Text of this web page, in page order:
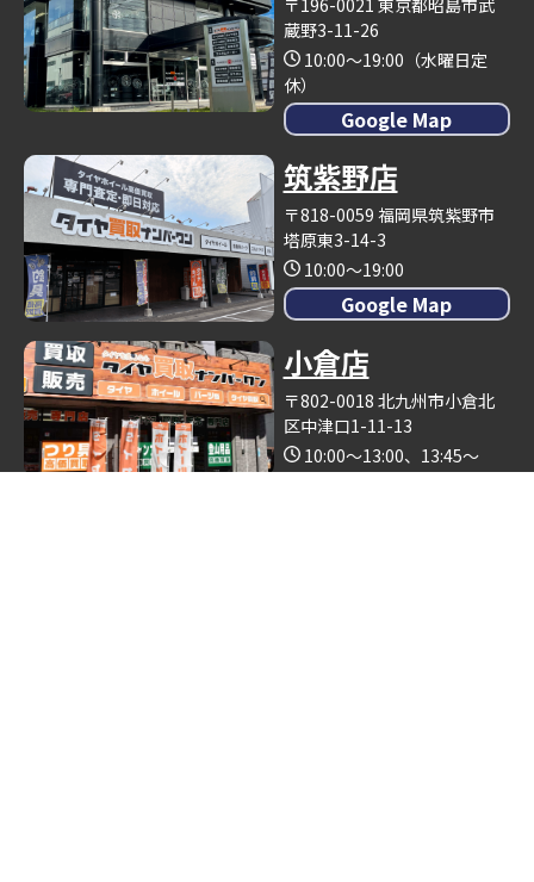
蔵野3-11-26
10:00～19:00（水曜日定
休）
Google Map
筑紫野店
〒818-0059 福岡県筑紫野市
塔原東3-14-3
10:00～19:00
Google Map
小倉店
〒802-0018 北九州市小倉北
区中津口1-11-13
10:00～13:00、13:45～
19:00（木曜日定休）